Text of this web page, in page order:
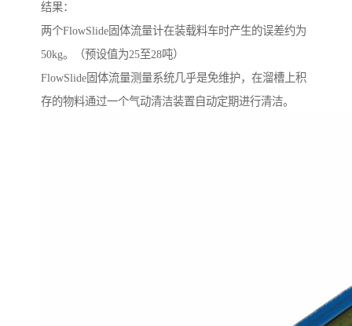
结果：
两个FlowSlide固体流量计在装载料车时产生的误差约为
50kg。（预设值为25至28吨）
FlowSlide固体流量测量系统几乎是免维护，在溜槽上积
存的物料通过一个气动清洁装置自动定期进行清洁。